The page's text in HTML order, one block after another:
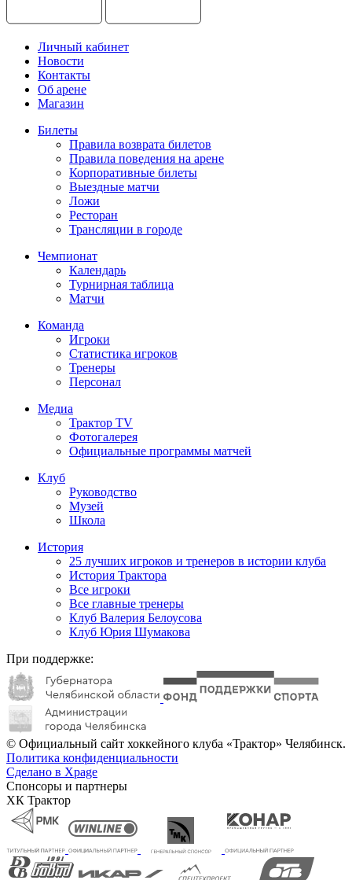
Личный кабинет
Новости
Контакты
Об арене
Магазин
Билеты
Правила возврата билетов
Правила поведения на арене
Корпоративные билеты
Выездные матчи
Ложи
Ресторан
Трансляции в городе
Чемпионат
Календарь
Турнирная таблица
Матчи
Команда
Игроки
Статистика игроков
Тренеры
Персонал
Медиа
Трактор TV
Фотогалерея
Официальные программы матчей
Клуб
Руководство
Музей
Школа
История
25 лучших игроков и тренеров в истории клуба
История Трактора
Все игроки
Все главные тренеры
Клуб Валерия Белоусова
Клуб Юрия Шумакова
При поддержке:
© Официальный сайт хоккейного клуба «Трактор» Челябинск.
Политика конфиденциальности
Сделано в Xpage
Спонсоры и партнеры
ХК Трактор